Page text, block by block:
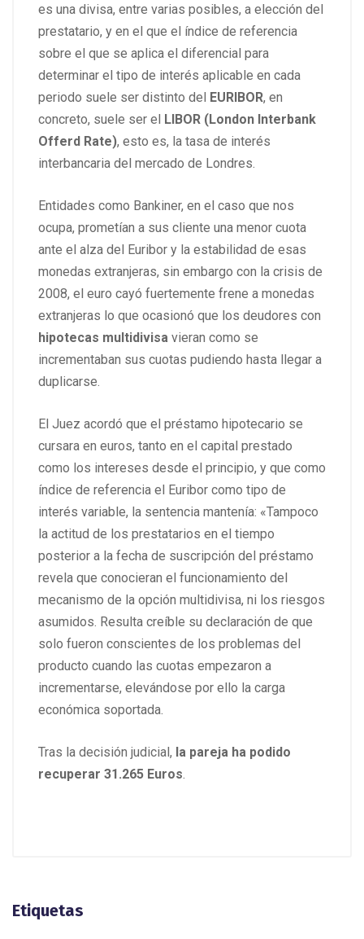
es una divisa, entre varias posibles, a elección del
prestatario, y en el que el índice de referencia
sobre el que se aplica el diferencial para
determinar el tipo de interés aplicable en cada
periodo suele ser distinto del EURIBOR, en
concreto, suele ser el LIBOR (London Interbank
Offerd Rate), esto es, la tasa de interés
interbancaria del mercado de Londres.
Entidades como Bankiner, en el caso que nos
ocupa, prometían a sus cliente una menor cuota
ante el alza del Euribor y la estabilidad de esas
monedas extranjeras, sin embargo con la crisis de
2008, el euro cayó fuertemente frene a monedas
extranjeras lo que ocasionó que los deudores con
hipotecas multidivisa vieran como se
incrementaban sus cuotas pudiendo hasta llegar a
duplicarse.
El Juez acordó que el préstamo hipotecario se
cursara en euros, tanto en el capital prestado
como los intereses desde el principio, y que como
índice de referencia el Euribor como tipo de
interés variable, la sentencia mantenía: «Tampoco
la actitud de los prestatarios en el tiempo
posterior a la fecha de suscripción del préstamo
revela que conocieran el funcionamiento del
mecanismo de la opción multidivisa, ni los riesgos
asumidos. Resulta creíble su declaración de que
solo fueron conscientes de los problemas del
producto cuando las cuotas empezaron a
incrementarse, elevándose por ello la carga
económica soportada.
Tras la decisión judicial, la pareja ha podido
recuperar 31.265 Euros
Etiquetas